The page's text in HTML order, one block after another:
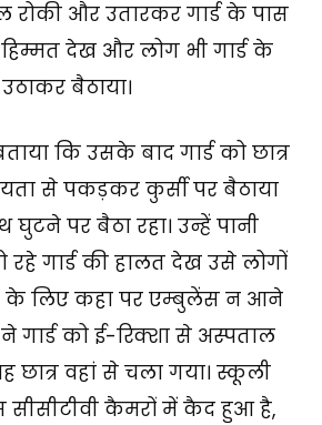
और उतारकर गार्ड के पास
देख और लोग भी गार्ड के
बैठाया।
कि उसके बाद गार्ड को छात्र
से पकड़कर कुर्सी पर बैठाया
पर बैठा रहा। उन्हें पानी
रहे गार्ड की हालत देख उसे लोगों
लिए कहा पर एम्बुलेंस न आने
गार्ड को ई-रिक्शा से अस्पताल
छात्र वहां से चला गया। स्कूली
सीसीटीवी कैमरों में कैद हुआ है,